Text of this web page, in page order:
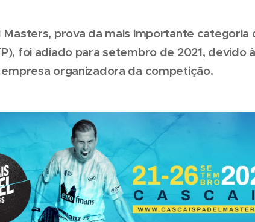
Masters, prova da mais importante categoria
foi adiado para setembro de 2021, devido
organizadora da competição.